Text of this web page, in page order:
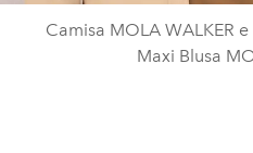
Camisa MOLA WALKER
Maxi Blusa